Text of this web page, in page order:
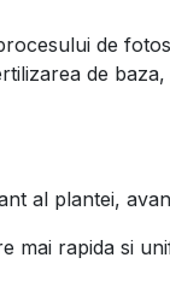
de
de
al plantei,
mai rapida si